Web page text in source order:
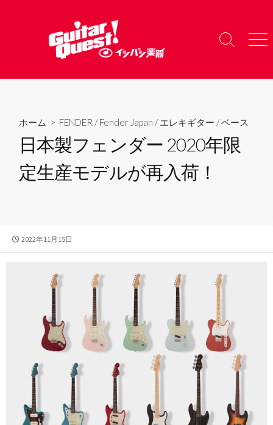
へ
検
り
メ
ー
ホーム > FENDER /Fender Japan /エレキギター /ベース
日本製フェンダー 2020年限
定生産モデルが再入荷！
公
2022年11月15日